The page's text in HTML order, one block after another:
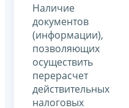
Наличие
документов
(информации),
позволяющих
осуществить
перерасчет
действительных
налоговых